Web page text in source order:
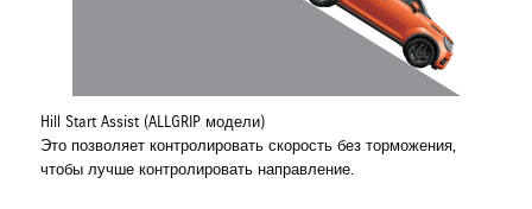
Hill Start Assist (ALLGRIP модели)
Это позволяет контролировать скорость без торможения,
чтобы лучше контролировать направление.